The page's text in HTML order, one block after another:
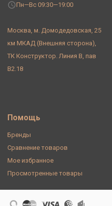
Пн—Вс 09:30—19:00
Москва, м. Домодедовская, 25
км МКАД (Внешняя сторона),
ТК Конструктор. Линия В, пав
В2.18
Помощь
Бренды
Сравнение товаров
Мое избранное
Просмотренные товары